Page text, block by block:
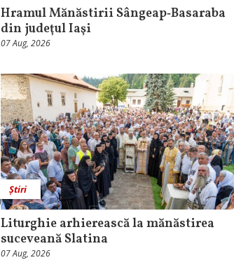
Hramul Mănăstirii Sângeap‑Basaraba
din judeţul Iaşi
07 Aug, 2026
Știri
Liturghie arhierească la mănăstirea
suceveană Slatina
07 Aug, 2026